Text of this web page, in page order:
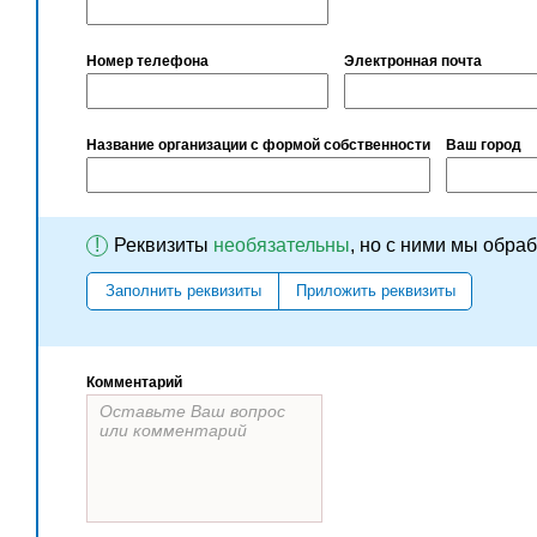
Номер телефона Электронная почта
Название организации с формой собственности Ваш город
! Реквизиты необязательны, но с ними мы
Заполнить реквизиты Приложить реквизиты
Комментарий